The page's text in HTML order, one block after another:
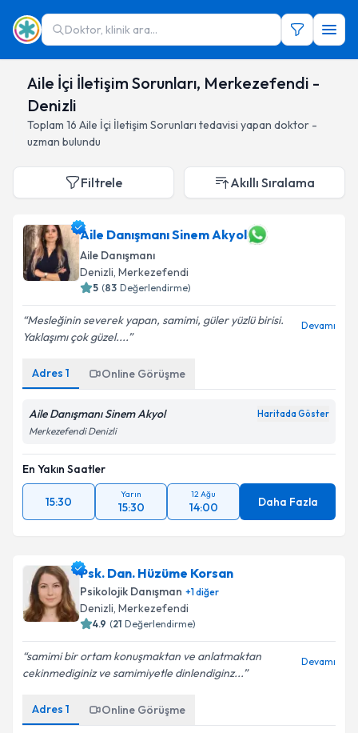
Doktor, klinik ara...
Aile İçi İletişim Sorunları, Merkezefendi -
Denizli
Toplam 16 Aile İçi İletişim Sorunları tedavisi yapan doktor -
uzman bulundu
Filtrele Akıllı Sıralama
Aile Danışmanı Sinem Akyol
Aile Danışmanı
Denizli, Merkezefendi
5 (83 Değerlendirme)
Mesleğinin severek yapan, samimi, güler yüzlü birisi.
Yaklaşımı çok güzel....
Devamı
Adres 1 Online Görüşme
Aile Danışmanı Sinem Akyol Haritada Göster
Merkezefendi Denizli
En Yakın Saatler
15:30
Yarın
15:30
12 Ağu
14:00 Daha Fazla
Psk. Dan. Hüzüme Korsan
Psikolojik Danışman +1diğer
Denizli, Merkezefendi
4.9 (21 Değerlendirme)
samimi bir ortam konuşmaktan ve anlatmaktan
cekinmediginiz ve samimiyetle dinlendiginz...
Devamı
Adres 1 Online Görüşme